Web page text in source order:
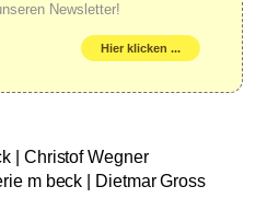
Newsletter!
Hier klicken ...
| Christof Wegner
m beck | Dietmar Gross